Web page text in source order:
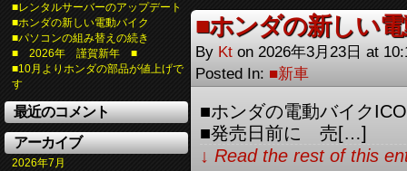
■レンタルサーバーのアップデート
■ホンダの新しい電動バイク
■パソコンの組み替えの続き
■ 2026年 謹賀新年 ■
■10月よりホンダの部品が値上げで
す
最近のコメント
アーカイブ
2026年7月
■ホンダの新しい
By Kt on 2026年3月23日 at
Posted In: ■新車
■ホンダの電動バイク
■発売日前に 売[…]
↓ Read the rest of this